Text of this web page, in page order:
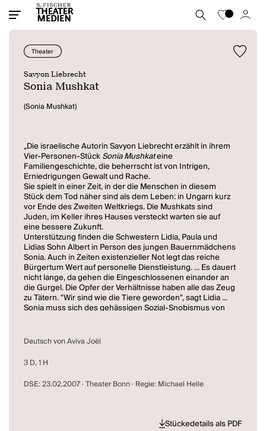
Theater
Savyon Liebrecht
Sonia Mushkat
(Sonia Mushkat)
„Die israelische Autorin Savyon Liebrecht erzählt in ihrem
Vier-Personen-StückSonia Mushkateine
Familiengeschichte, die beherrscht ist von Intrigen,
Erniedrigungen Gewalt und Rache.
Sie spielt in einer Zeit, in der die Menschen in diesem
Stück dem Tod näher sind als dem Leben: in Ungarn kurz
vor Ende des Zweiten Weltkriegs. Die Mushkats sind
Juden, im Keller ihres Hauses versteckt warten sie auf
eine bessere Zukunft.
Unterstützung finden die Schwestern Lidia, Paula und
Lidias Sohn Albert in Person des jungen Bauernmädchens
Sonia. Auch in Zeiten existenzieller Not legt das reiche
Bürgertum Wert auf personelle Dienstleistung. ... Es dauert
nicht lange, da gehen die Eingeschlossenen einander an
die Gurgel. Die Opfer der Verhältnisse haben alle das Zeug
zu Tätern. "Wir sind wie die Tiere geworden", sagt Lidia ...
Sonia muss sich des gehässigen Sozial-Snobismus von
Albert wiederum hätte wohl keine Hemmungen, ihre
sexuelles Interesse alsbald der jungen Sonia, die seine
Avancen zu ihrem Vorteil zu nutzen weiß ...
Die Bühne wird zum Schlachtfeld, auf dem die Schwächste,
Sonia, immer stärker und dominanter wird. Sie ist die
Deutsch von Aviva Joël
3 D, 1 H
DSE: 23.02.2007 · Theater Bonn · Regie: Michael Helle
Stückedetails als PDF